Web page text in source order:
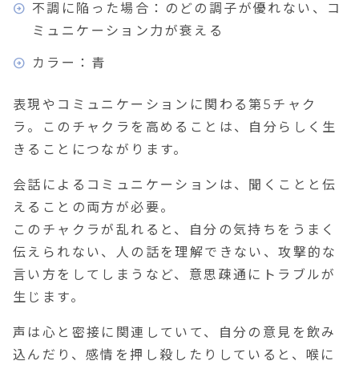
不調に陥った場合：のどの調子が優れない、コ
ミュニケーション力が衰える
カラー：青
表現やコミュニケーション に関わる第5チャク
ラ。このチャクラを高めることは、 自分らしく生
きる ことにつながります。
会話によるコミュニケーションは、聞くことと伝
えることの両方が必要。
このチャクラが乱れると、自分の気持ちをうまく
伝えられない、人の話を理解できない、攻撃的な
言い方をしてしまうなど、意思疎通にトラブルが
生じます。
声は心と密接に関連していて、自分の意見を飲み
込んだり、感情を押し殺したりしていると、喉に